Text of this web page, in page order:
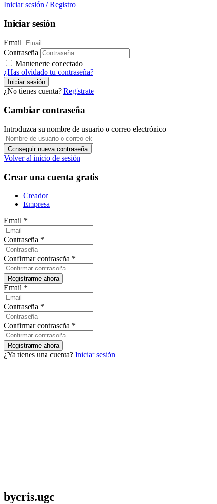
Iniciar sesión / Registro
Iniciar sesión
Email
Contraseña
Mantenerte conectado
¿Has olvidado tu contraseña?
¿No tienes cuenta? Regístrate
Cambiar contraseña
Introduzca su nombre de usuario o correo electrónico
Volver al inicio de sesión
Crear una cuenta gratis
Creador
Empresa
Email *
Contraseña *
Confirmar contraseña *
Email *
Contraseña *
Confirmar contraseña *
¿Ya tienes una cuenta? Iniciar sesión
bycris.ugc